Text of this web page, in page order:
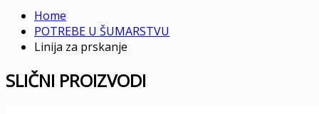
Home
POTREBE U ŠUMARSTVU
Linija za prskanje
SLIČNI PROIZVODI